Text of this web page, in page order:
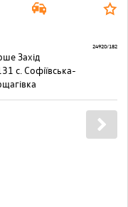
Захід
с. Софіївська-
24920/182